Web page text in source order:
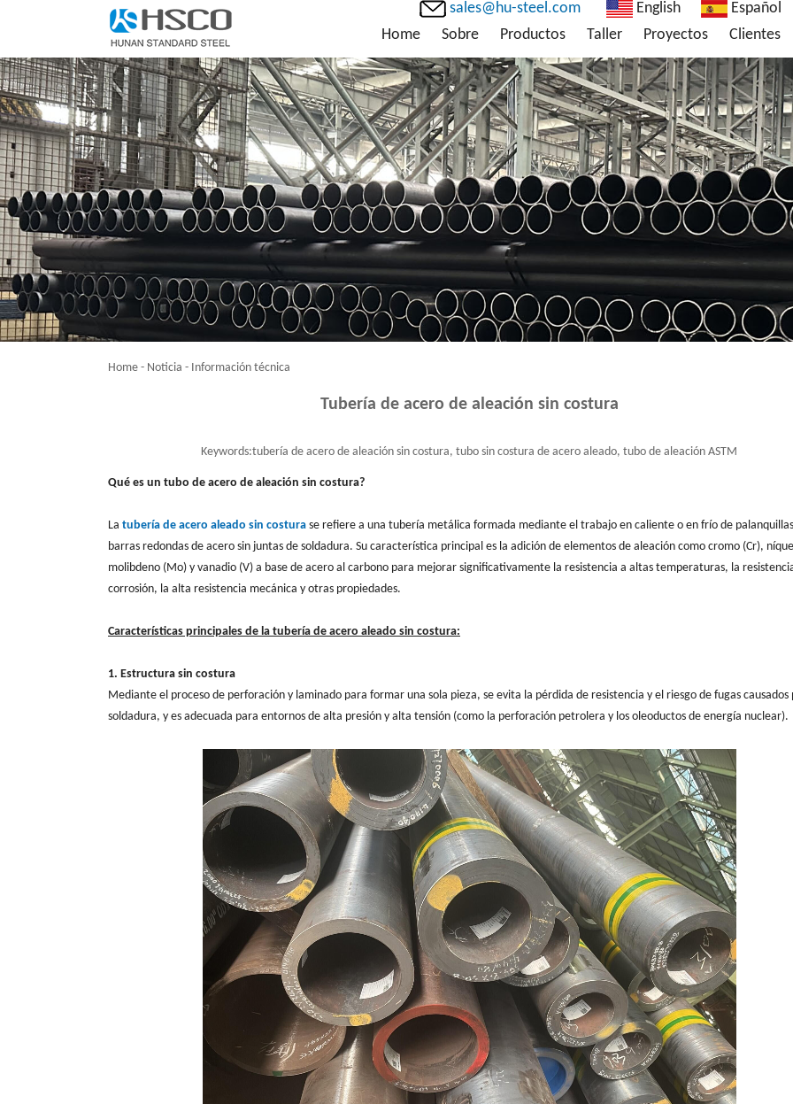
sales@hu-steel.com English
Español
Home
Sobre Productos Taller Proyectos Clientes
Home - Noticia - Información técnica
Tubería de acero de aleación sin costura
Keywords:tubería de acero de aleación sin costura, tubo sin costura de acero aleado, tubo de aleación ASTM
Qué es un tubo de acero de aleación sin costura?
La tubería de acero aleado sin costura se refiere a una tubería metálica formada mediante el trabajo en caliente o en frío de
barras redondas de acero sin juntas de soldadura. Su característica principal es la adición de elementos de aleación como cromo (Cr),
molibdeno (Mo) y vanadio (V) a base de acero al carbono para mejorar significativamente la resistencia a altas temperaturas, la
corrosión, la alta resistencia mecánica y otras propiedades.
Características principales de la tubería de acero aleado sin costura:
1. Estructura sin costura
Mediante el proceso de perforación y laminado para formar una sola pieza, se evita la pérdida de resistencia y el riesgo de fugas causados
soldadura, y es adecuada para entornos de alta presión y alta tensión (como la perforación petrolera y los oleoductos de energía nuclear).